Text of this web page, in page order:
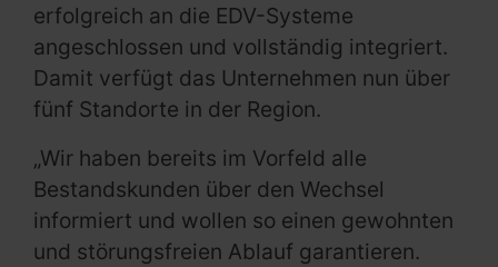
erfolgreich an die EDV-Systeme
angeschlossen und vollständig integriert.
Damit verfügt das Unternehmen nun über
fünf Standorte in der Region.
„Wir haben bereits im Vorfeld alle
Bestandskunden über den Wechsel
informiert und wollen so einen gewohnten
und störungsfreien Ablauf garantieren.